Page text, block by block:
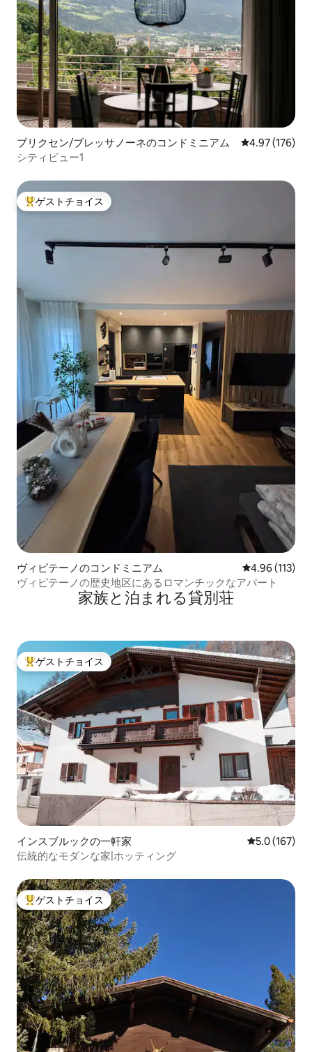
ブリクセン/ブレッサノーネのコンドミニアム レビュー176
4.97 (176)
シティビュー1
大好評のゲストチョイスです。
ゲストチョイス
ヴィピテーノのコンドミニアム レビュー113
4.96 (113)
ヴィピテーノの歴史地区にあるロマンチックなアパート
家族と泊まれる貸別荘
大好評のゲストチョイスです。
ゲストチョイス
インスブルックの一軒家 レビュー167
5.0 (167)
伝統的なモダンな家|ホッティング
大好評のゲストチョイスです。
ゲストチョイス